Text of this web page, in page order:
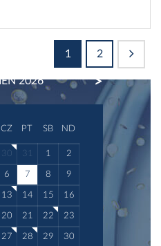
1 2
2026 NEXT
CZ PT SB ND
30 31 1 2
6 7 8 9
13 14 15 16
20 21 22 23
27 28 29 30